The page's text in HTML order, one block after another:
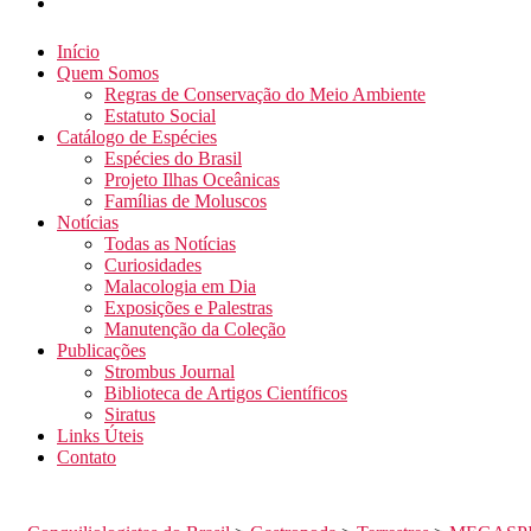
Início
Quem Somos
Regras de Conservação do Meio Ambiente
Estatuto Social
Catálogo de Espécies
Espécies do Brasil
Projeto Ilhas Oceânicas
Famílias de Moluscos
Notícias
Todas as Notícias
Curiosidades
Malacologia em Dia
Exposições e Palestras
Manutenção da Coleção
Publicações
Strombus Journal
Biblioteca de Artigos Científicos
Siratus
Links Úteis
Contato